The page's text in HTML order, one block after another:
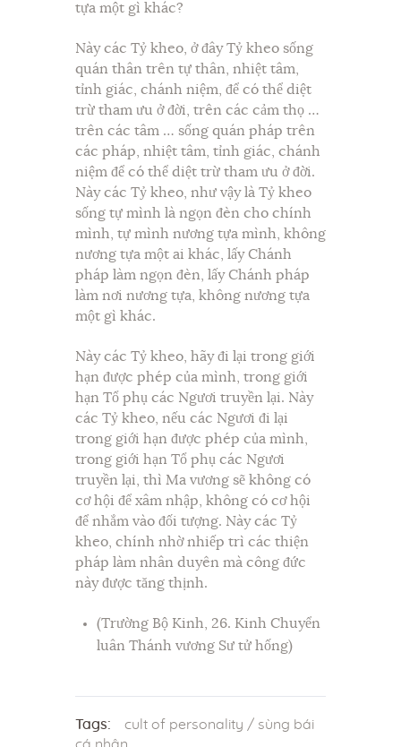
tựa một gì khác?
Này các Tỷ kheo, ở đây Tỷ kheo sống
quán thân trên tự thân, nhiệt tâm,
tỉnh giác, chánh niệm, để có thể diệt
trừ tham ưu ở đời, trên các cảm thọ …
trên các tâm … sống quán pháp trên
các pháp, nhiệt tâm, tỉnh giác, chánh
niệm để có thể diệt trừ tham ưu ở đời.
Này các Tỷ kheo, như vậy là Tỷ kheo
sống tự mình là ngọn đèn cho chính
mình, tự mình nương tựa mình, không
nương tựa một ai khác, lấy Chánh
pháp làm ngọn đèn, lấy Chánh pháp
làm nơi nương tựa, không nương tựa
một gì khác.
Này các Tỷ kheo, hãy đi lại trong giới
hạn được phép của mình, trong giới
hạn Tổ phụ các Ngươi truyền lại. Này
các Tỷ kheo, nếu các Ngươi đi lại
trong giới hạn được phép của mình,
trong giới hạn Tổ phụ các Ngươi
truyền lại, thì Ma vương sẽ không có
cơ hội để xâm nhập, không có cơ hội
để nhắm vào đối tượng. Này các Tỷ
kheo, chính nhờ nhiếp trì các thiện
pháp làm nhân duyên mà công đức
này được tăng thịnh.
(Trường Bộ Kinh, 26. Kinh Chuyển
luân Thánh vương Sư tử hống)
Tags: cult of personality / sùng bái